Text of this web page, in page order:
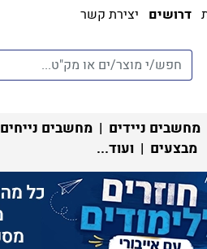
דרושים יצירת קשר
מחשבים ניידים | מחשבים נייחים
מבצעים | ועוד...